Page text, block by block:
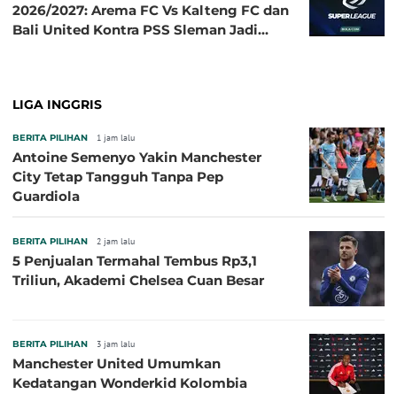
2026/2027: Arema FC Vs Kalteng FC dan
Bali United Kontra PSS Sleman Jadi
LIGA INGGRIS
BERITA PILIHAN 1 jam lalu
Antoine Semenyo Yakin Manchester
City Tetap Tangguh Tanpa Pep
Guardiola
BERITA PILIHAN 2 jam lalu
5 Penjualan Termahal Tembus Rp3,1
Triliun, Akademi Chelsea Cuan Besar
BERITA PILIHAN 3 jam lalu
Manchester United Umumkan
Kedatangan Wonderkid Kolombia